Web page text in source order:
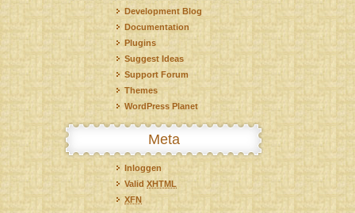
Development Blog
Documentation
Plugins
Suggest Ideas
Support Forum
Themes
WordPress Planet
Meta
Inloggen
Valid XHTML
XFN